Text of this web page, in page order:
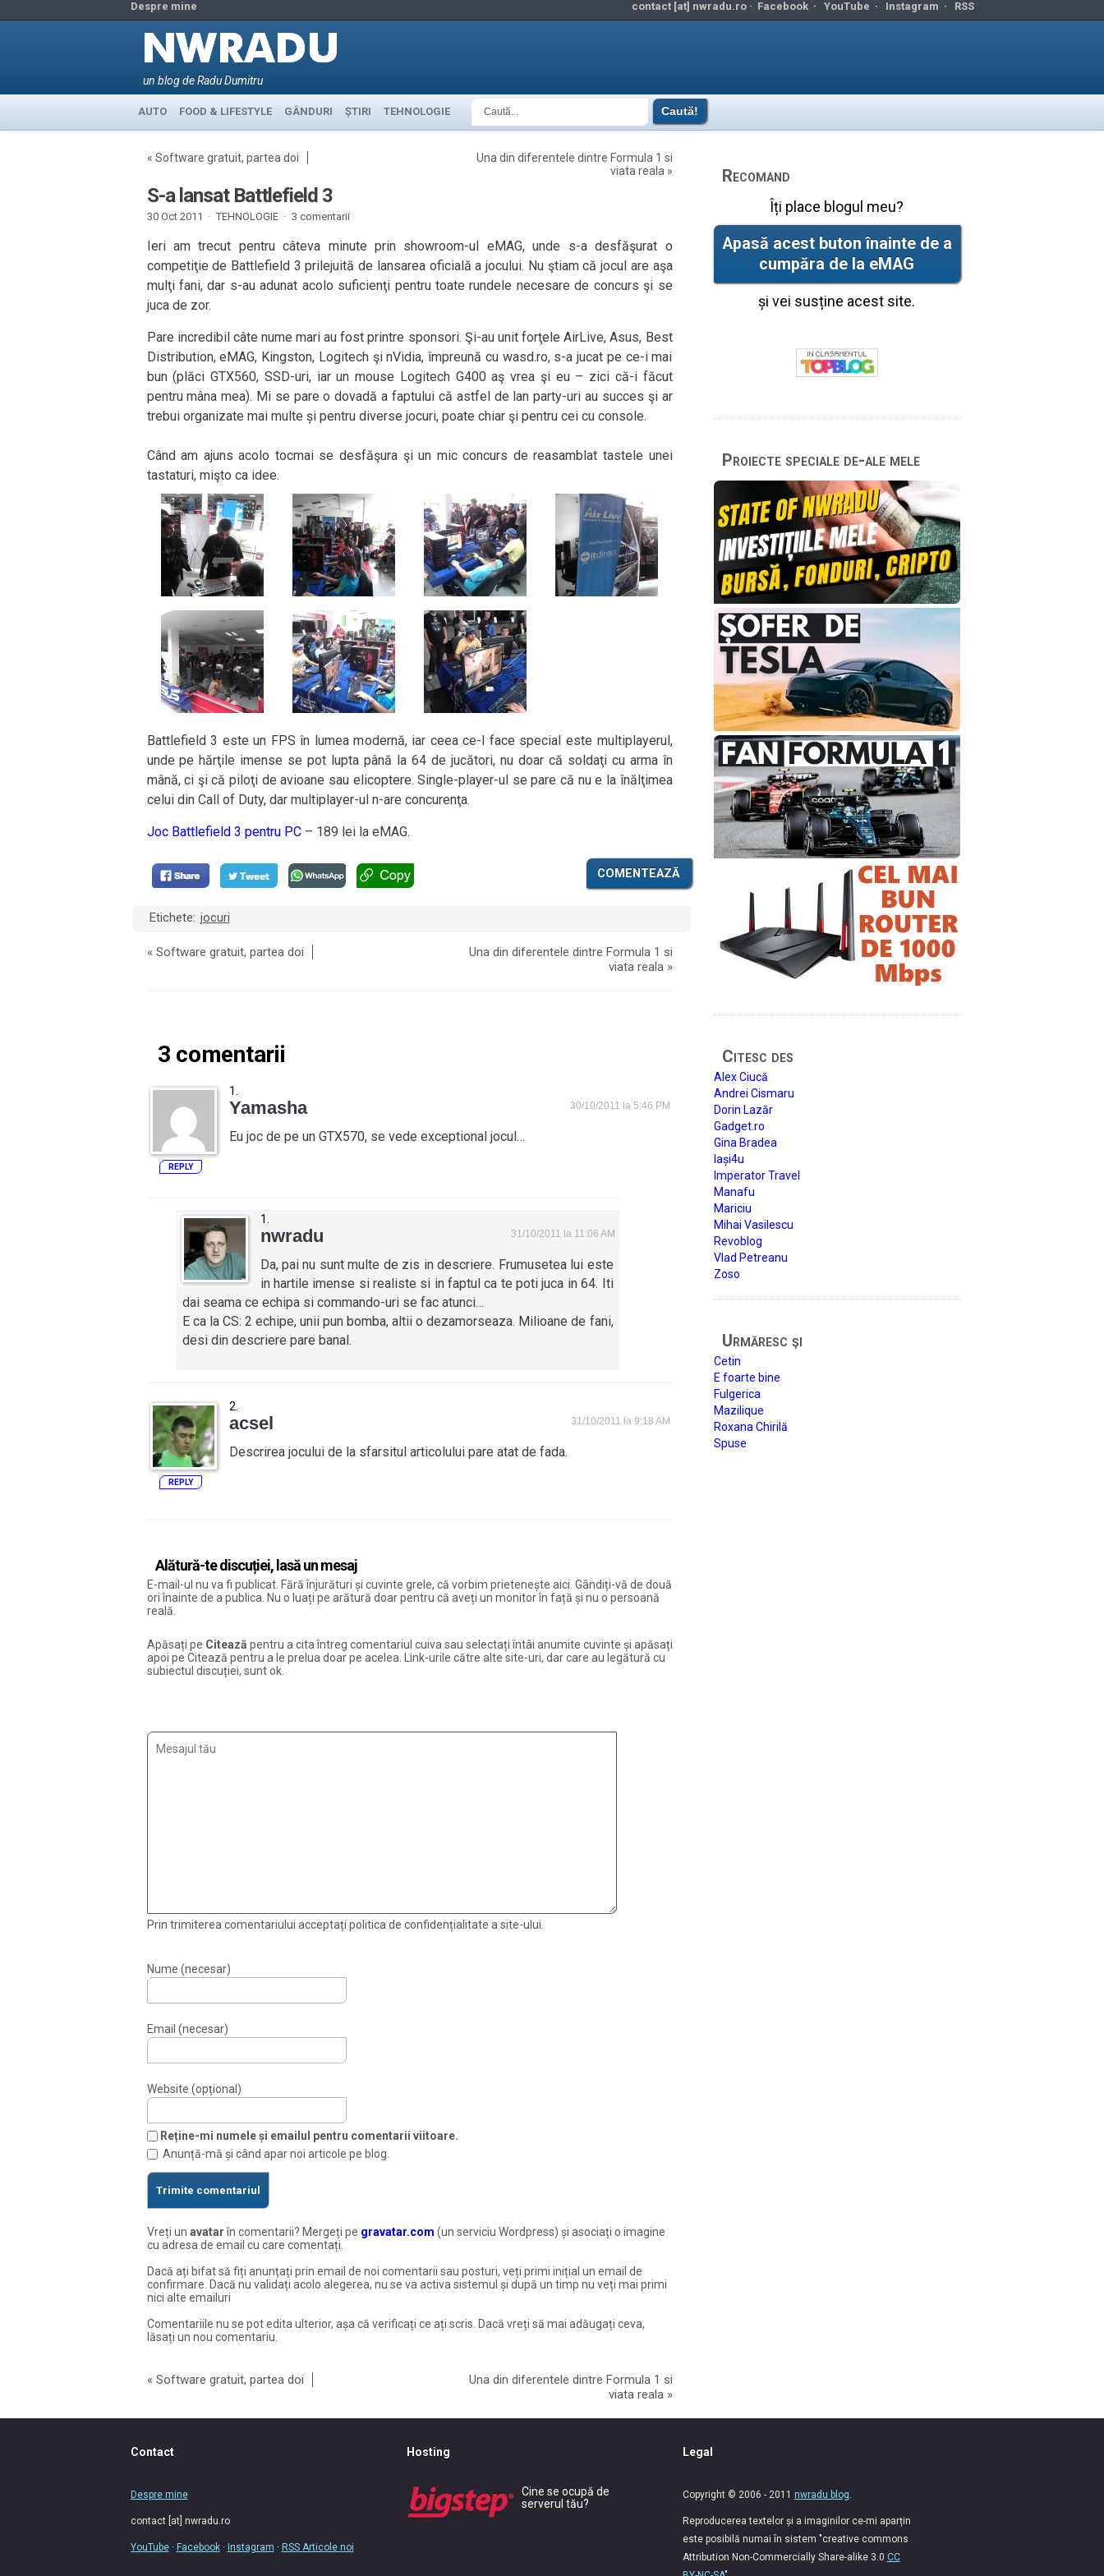
Despre mine contact [at] nwradu.ro · Facebook· YouTube · Instagram · RSS
un blog de Radu Dumitru
AUTO FOOD & LIFESTYLE GÂNDURI ȘTIRI TEHNOLOGIE
« Software gratuit, partea doi
Una din diferentele dintre Formula 1 si
viata reala »
S-a lansat Battlefield 3
30 Oct 2011 · TEHNOLOGIE· 3 comentarii
Ieri am trecut pentru câteva minute prin showroom-ul eMAG, unde s-a desfăşurat o
competiţie de Battlefield 3 prilejuită de lansarea oficială a jocului. Nu ştiam că jocul are aşa
mulţi fani, dar s-au adunat acolo suficienţi pentru toate rundele necesare de concurs şi se
juca de zor.
Pare incredibil câte nume mari au fost printre sponsori. Şi-au unit forţele AirLive, Asus, Best
Distribution, eMAG, Kingston, Logitech şi nVidia, împreună cu wasd.ro, s-a jucat pe ce-i mai
bun (plăci GTX560, SSD-uri, iar un mouse Logitech G400 aş vrea şi eu – zici că-i făcut
pentru mâna mea). Mi se pare o dovadă a faptului că astfel de lan party-uri au succes şi ar
trebui organizate mai multe și pentru diverse jocuri, poate chiar şi pentru cei cu console.
Când am ajuns acolo tocmai se desfăşura şi un mic concurs de reasamblat tastele unei
tastaturi, mişto ca idee.
Battlefield 3 este un FPS în lumea modernă, iar ceea ce-l face special este multiplayerul,
unde pe hărţile imense se pot lupta până la 64 de jucători, nu doar că soldaţi cu arma în
mână, ci şi că piloţi de avioane sau elicoptere. Single-player-ul se pare că nu e la înălţimea
celui din Call of Duty, dar multiplayer-ul n-are concurenţa.
Joc Battlefield 3 pentru PC– 189 lei la eMAG.
COMENTEAZĂ
Etichete: jocuri
« Software gratuit, partea doi
Una din diferentele dintre Formula 1 si
viata reala»
3 comentarii
Yamasha 30/10/2011 la 5:46 PM
Eu joc de pe un GTX570, se vede exceptional jocul…
REPLY
nwradu 31/10/2011 la 11:06 AM
Da, pai nu sunt multe de zis in descriere. Frumusetea lui este
in hartile imense si realiste si in faptul ca te poti juca in 64. Iti
dai seama ce echipa si commando-uri se fac atunci…
E ca la CS: 2 echipe, unii pun bomba, altii o dezamorseaza. Milioane de fani,
desi din descriere pare banal.
acsel 31/10/2011 la 9:18 AM
Descrirea jocului de la sfarsitul articolului pare atat de fada.
REPLY
Alătură-te discuției, lasă un mesaj
E-mail-ul nu va fi publicat. Fără înjurături și cuvinte grele, că vorbim prietenește aici. Gândiți-vă de două
ori înainte de a publica. Nu o luați pe arătură doar pentru că aveți un monitor în față și nu o persoană
reală.
Apăsați pe Citează pentru a cita întreg comentariul cuiva sau selectați întâi anumite cuvinte și apăsați
apoi pe Citează pentru a le prelua doar pe acelea. Link-urile către alte site-uri, dar care au legătură cu
subiectul discuției, sunt ok.
Prin trimiterea comentariului acceptați politica de confidențialitate a site-ului.
Nume (necesar)
Email (necesar)
Website (opțional)
Reține-mi numele și emailul pentru comentarii viitoare.
Anunță-mă și când apar noi articole pe blog.
Vreți un avatarîn comentarii? Mergeți pe gravatar.com (un serviciu Wordpress) și asociați o imagine
cu adresa de email cu care comentați.
Dacă ați bifat să fiți anunțați prin email de noi comentarii sau posturi, veți primi inițial un email de
confirmare. Dacă nu validați acolo alegerea, nu se va activa sistemul și după un timp nu veți mai primi
nici alte emailuri
Comentariile nu se pot edita ulterior, așa că verificați ce ați scris. Dacă vreți să mai adăugați ceva,
lăsați un nou comentariu.
« Software gratuit, partea doi
Una din diferentele dintre Formula 1 si
viata reala »
Recomand
Îți place blogul meu?
Apasă acest buton înainte de a
cumpăra de la eMAG
și vei susține acest site.
Proiecte speciale de-ale mele
Citesc des
Alex Ciucă
Andrei Cismaru
Dorin Lazăr
Gadget.ro
Gina Bradea
Iași4u
Imperator Travel
Manafu
Mariciu
Mihai Vasilescu
Revoblog
Vlad Petreanu
Zoso
Urmăresc şi
Cetin
E foarte bine
Fulgerica
Mazilique
Roxana Chirilă
Spuse
Contact
Despre mine
contact [at] nwradu.ro
YouTube· Facebook· Instagram · RSS Articole noi
Hosting
Cine se ocupă de
serverul tău?
Legal
Copyright © 2006 - 2011 nwradu blog
Reproducerea textelor și a imaginilor ce-mi aparțin
este posibilă numai în sistem "creative commons
Attribution Non-Commercially Share-alike 3.0 CC